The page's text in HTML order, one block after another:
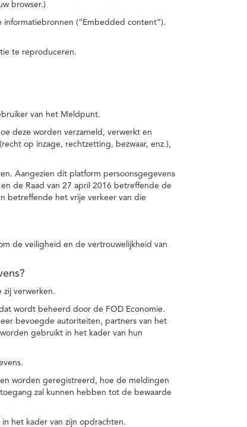
browser.)
(“Embedded content”).
te reproduceren.
van het Meldpunt.
deze worden verzameld, verwerkt en
op inzage, rechtzetting, bezwaar, enz.),
Aangezien dit platform persoonsgegevens
de Raad van 27 april 2016 betreffende de
betreffende het vrije verkeer van die
de veiligheid en de vertrouwelijkheid van
zij verwerken.
wordt beheerd door de FOD Economie.
bevoegde autoriteiten, partners van het
gebruikt in het kader van hun
worden geregistreerd, hoe de meldingen
zal kunnen hebben tot de bewaarde
het kader van zijn opdrachten.